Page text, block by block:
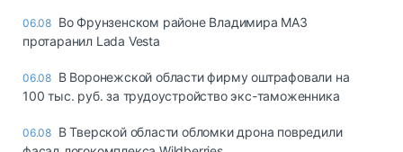
06.08 Во Фрунзенском районе Владимира МАЗ
протаранил Lada Vesta
06.08 В Воронежской области фирму оштрафовали на
100 тыс. руб. за трудоустройство экс-таможенника
06.08 В Тверской области обломки дрона повредили